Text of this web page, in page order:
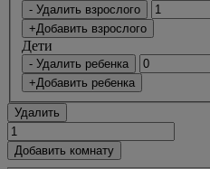
- Удалить взрослого
+Добавить взрослого
Дети
- Удалить ребенка
+Добавить ребенка
Удалить
Добавить комнату